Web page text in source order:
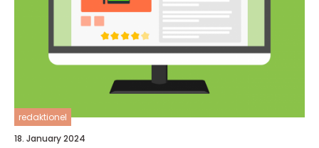
redaktionel
18. January 2024